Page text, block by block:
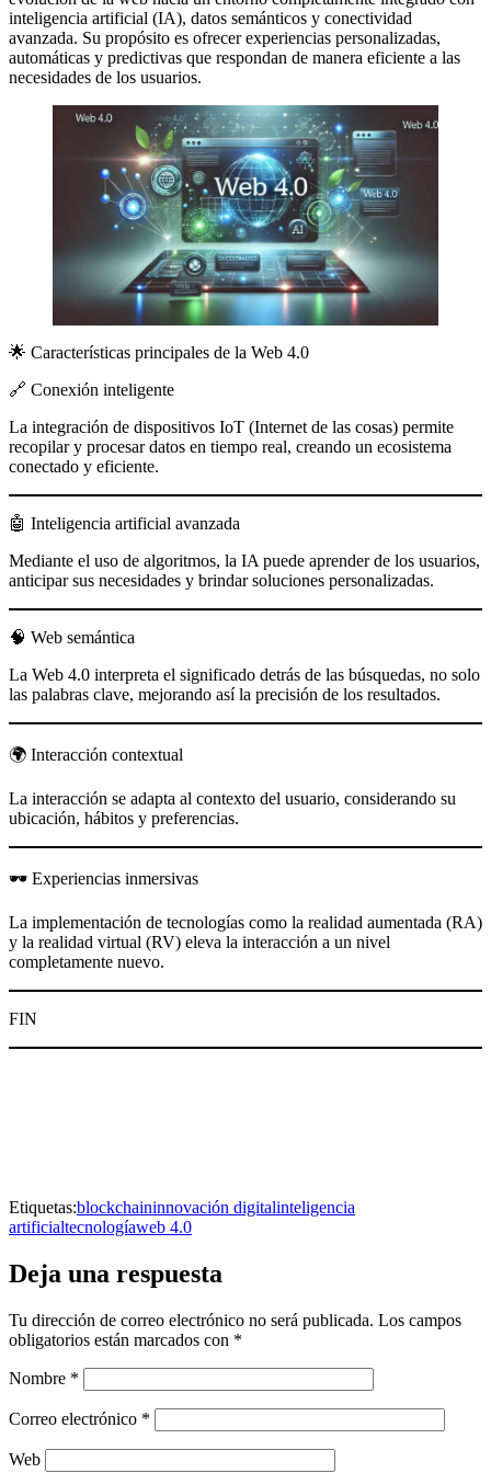
inteligencia artificial (IA), datos semánticos y conectividad
avanzada. Su propósito es ofrecer experiencias personalizadas,
automáticas y predictivas que respondan de manera eficiente a las
necesidades de los usuarios.
🌟 Características principales de la Web 4.0
🔗 Conexión inteligente
La integración de dispositivos IoT (Internet de las cosas) permite
recopilar y procesar datos en tiempo real, creando un ecosistema
conectado y eficiente.
🤖 Inteligencia artificial avanzada
Mediante el uso de algoritmos, la IA puede aprender de los usuarios,
anticipar sus necesidades y brindar soluciones personalizadas.
🧠 Web semántica
La Web 4.0 interpreta el significado detrás de las búsquedas, no solo
las palabras clave, mejorando así la precisión de los resultados.
🌍 Interacción contextual
La interacción se adapta al contexto del usuario, considerando su
ubicación, hábitos y preferencias.
🕶️ Experiencias inmersivas
La implementación de tecnologías como la realidad aumentada (RA)
y la realidad virtual (RV) eleva la interacción a un nivel
completamente nuevo.
FIN
Compartir
Etiquetas:blockchaininnovación digitalinteligencia
artificialtecnologíaweb 4.0
Deja una respuesta
Tu dirección de correo electrónico no será publicada. Los campos
obligatorios están marcados con *
Nombre *
Correo electrónico *
Web